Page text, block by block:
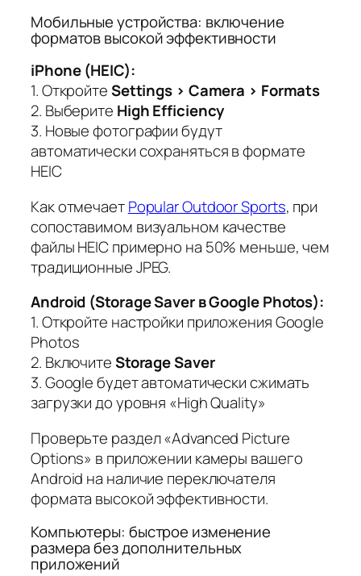
Мобильные устройства: включение
форматов высокой эффективности
iPhone (HEIC):
1. ОткройтеSettings > Camera > Formats
2. Выберите High Efficiency
3. Новые фотографии будут
автоматически сохраняться в формате
HEIC
Как отмечаетPopular Outdoor Sports, при
сопоставимом визуальном качестве
файлы HEIC примерно на 50% меньше, чем
традиционные JPEG.
Android (Storage Saver в Google Photos):
1. Откройте настройки приложения Google
Photos
2. ВключитеStorage Saver
3. Google будет автоматически сжимать
загрузки до уровня «High Quality»
Проверьте раздел «Advanced Picture
Options» в приложении камеры вашего
Android на наличие переключателя
формата высокой эффективности.
Компьютеры: быстрое изменение
размера без дополнительных
приложений